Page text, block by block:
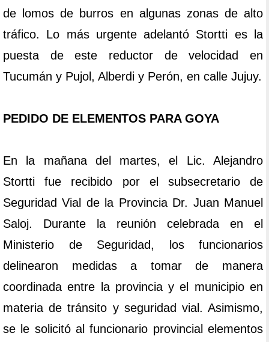
de lomos de burros en algunas zonas de alto
tráfico. Lo más urgente adelantó Stortti es la
puesta de este reductor de velocidad en
Tucumán y Pujol, Alberdi y Perón, en calle Jujuy.
PEDIDO DE ELEMENTOS PARA GOYA
En la mañana del martes, el Lic. Alejandro
Stortti fue recibido por el subsecretario de
Seguridad Vial de la Provincia Dr. Juan Manuel
Saloj. Durante la reunión celebrada en el
Ministerio de Seguridad, los funcionarios
delinearon medidas a tomar de manera
coordinada entre la provincia y el municipio en
materia de tránsito y seguridad vial. Asimismo,
se le solicitó al funcionario provincial elementos